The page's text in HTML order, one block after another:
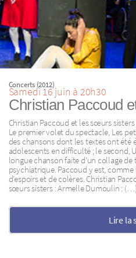
Concerts (2012)
Samedi 16 juin à 20h30
Christian Paccoud
Christian Paccoud et les sœurs
Le premier volet du spectacle, Les
des chansons dont les textes ont été
adolescents en difficulté ; le second,
longue chanson faite d’un collage
psychiatrique. Paccoud y est,
d’espoirs et de colères. Christian
sœurs sisters : Armelle Dumoulin : (…)
Lire la